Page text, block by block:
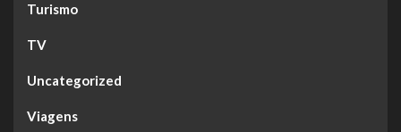
Turismo
TV
Uncategorized
Viagens